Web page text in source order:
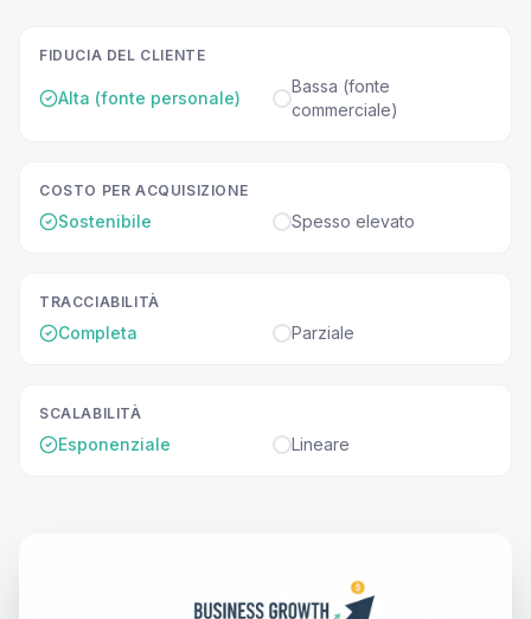
FIDUCIA DEL CLIENTE
Alta (fonte personale)
Bassa (fonte
commerciale)
COSTO PER ACQUISIZIONE
Sostenibile Spesso elevato
TRACCIABILITÀ
Completa Parziale
SCALABILITÀ
Esponenziale Lineare